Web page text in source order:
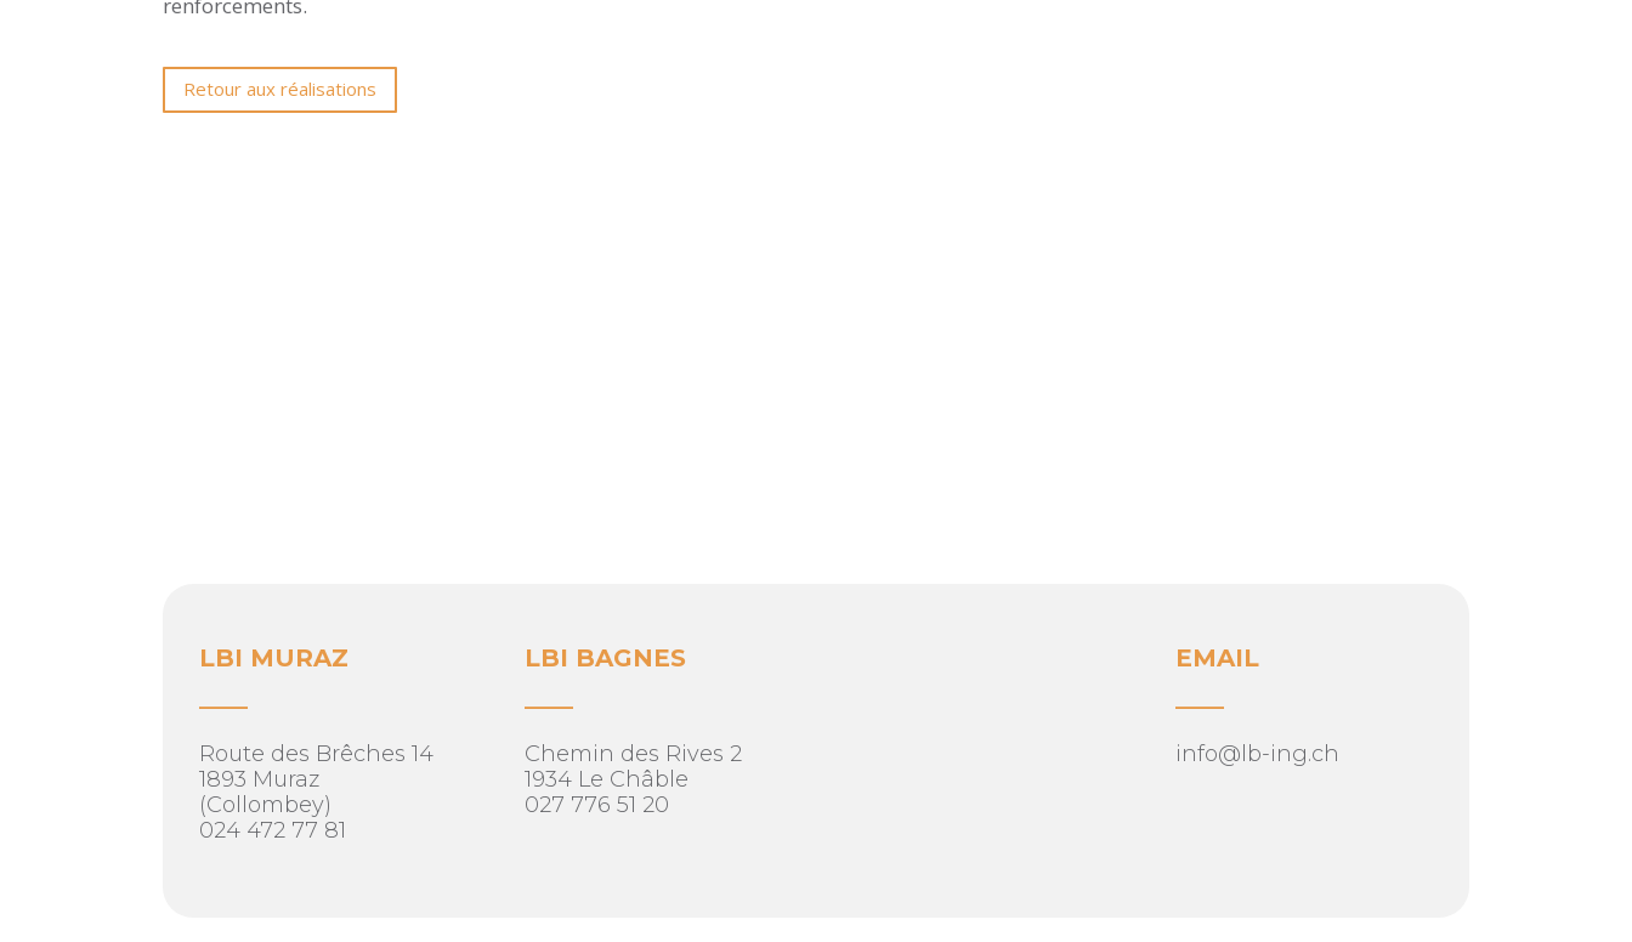
Retour aux réalisations
LBI MURAZ
Route des Brêches 14
1893 Muraz
(Collombey)
024 472 77 81
LBI BAGNES
Chemin des Rives 2
1934 Le Châble
027 776 51 20
EMAIL
info@lb-ing.ch